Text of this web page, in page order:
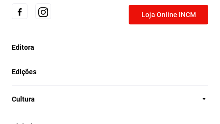
Loja Online INCM
Editora
Edições
Cultura